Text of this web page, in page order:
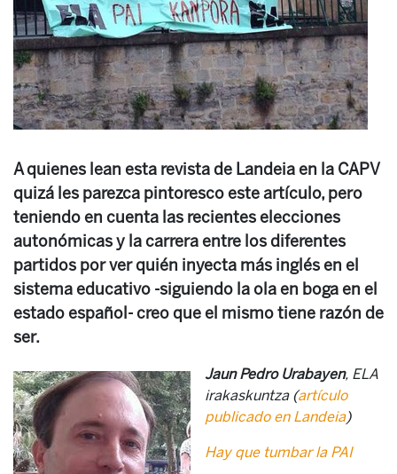
A quienes lean esta revista de Landeia en la CAPV
quizá les parezca pintoresco este artículo, pero
teniendo en cuenta las recientes elecciones
autonómicas y la carrera entre los diferentes
partidos por ver quién inyecta más inglés en el
sistema educativo -siguiendo la ola en boga en el
estado español- creo que el mismo tiene razón de
ser.
Jaun Pedro Urabayen, ELA
irakaskuntza (artículo
publicado en Landeia)
Hay que tumbar la PAI